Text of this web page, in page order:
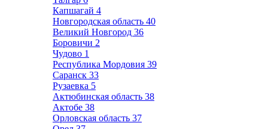
Капшагай 4
Новгородская область 40
Великий Новгород 36
Боровичи 2
Чудово 1
Республика Мордовия 39
Саранск 33
Рузаевка 5
Актюбинская область 38
Актобе 38
Орловская область 37